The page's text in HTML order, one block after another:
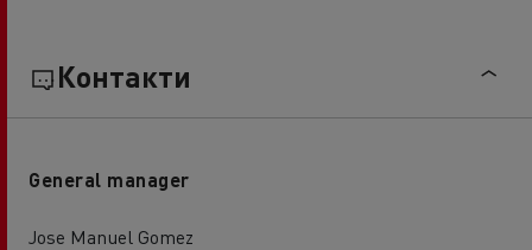
Контакти
General manager
Jose Manuel Gomez